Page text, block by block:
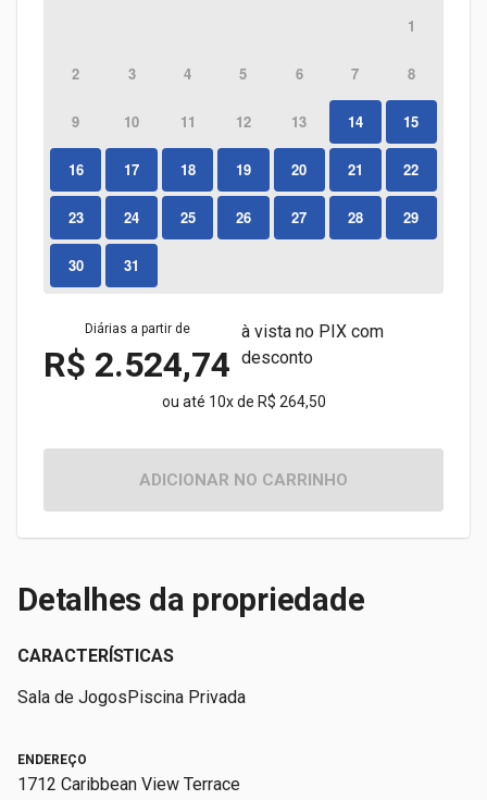
1
2 3 4 5 6 7 8
9 10 11 12 13 14 15
16 17 18 19 20 21 22
23 24 25 26 27 28 29
30 31
Diárias a partir de
R$ 2.524,74
à vista no PIX com
desconto
ou até 10x de R$ 264,50
ADICIONAR NO CARRINHO
Detalhes da propriedade
CARACTERÍSTICAS
Sala de JogosPiscina Privada
ENDEREÇO
1712 Caribbean View Terrace